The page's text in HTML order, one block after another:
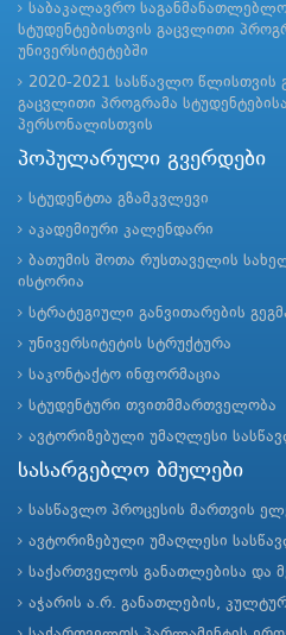
საბაკალავრო
სტუდენტებისთვის გაცვლითი
უნივერსიტეტებში
2020-2021 სასწავლო წლისთვის
გაცვლითი პროგრამა
პერსონალისთვის
პოპულარული გვერდები
სტუდენტთა გზამკვლევი
აკადემიური კალენდარი
ბათუმის შოთა რუსთაველის
ისტორია
სტრატეგიული განვითარების
უნივერსიტეტის სტრუქტურა
საკონტაქტო ინფორმაცია
სტუდენტური თვითმმართველობა
ავტორიზებული უმაღლესი
სასარგებლო ბმულები
სასწავლო პროცესის მართვის
ავტორიზებული უმაღლესი
საქართველოს განათლებისა და
აჭარის ა.რ. განათლების,